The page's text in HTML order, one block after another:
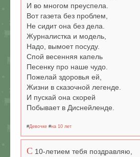
И во многом преуспела.
Вот газета без проблем,
Не сидит она без дела.
Журналистка и модель,
Надо, вымоет посуду.
Спой весенняя капель
Песенку про наше чудо.
Пожелай здоровья ей,
Жизни в сказочной легенде.
И пускай она скорей
Побывает в Диснейленде.
#Девочке #на 10 лет
С 10-летием тебя поздравляю,